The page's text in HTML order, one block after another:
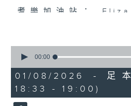
耆樂加油站：
Lam & Kerry — 自我
seconds
26
minutes,
59
seconds
00:00
01/08/2026 - 足
18:33 - 19:00)